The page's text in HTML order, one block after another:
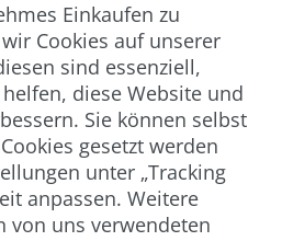
Einkaufen zu
Cookies auf unserer
sind essenziell,
diese Website und
Sie können selbst
gesetzt werden
unter „Tracking
anpassen. Weitere
von uns verwendeten